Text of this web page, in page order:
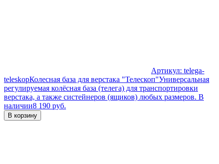
Артикул: telega-
teleskopКолесная база для верстака "Телескоп"Универсальная
регулируемая колёсная база (телега) для транспортировки
верстака, а также систейнеров (ящиков) любых размеров. В
наличии8 190 руб.
В корзину